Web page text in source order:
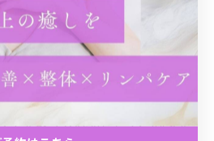
睡眠の質を向上させるための独
です。頭部の緊張を優しく解き
ションへ導くことで、寝つきの
期待できます。たとえば、施術
チを取り入れることで、心身を